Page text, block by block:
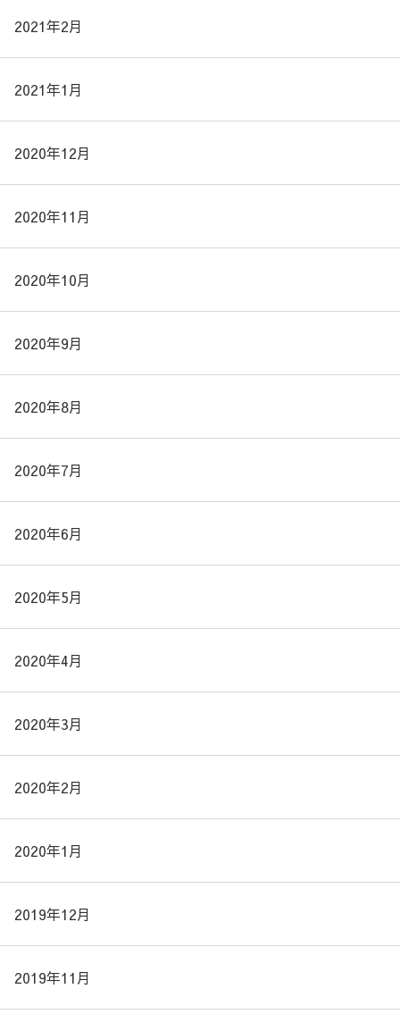
2021年2月
2021年1月
2020年12月
2020年11月
2020年10月
2020年9月
2020年8月
2020年7月
2020年6月
2020年5月
2020年4月
2020年3月
2020年2月
2020年1月
2019年12月
2019年11月